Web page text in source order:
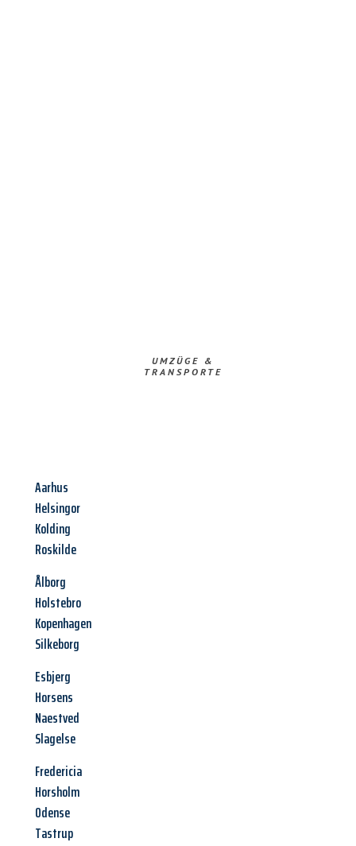
UMZÜGE &
TRANSPORTE
Aarhus
Helsingor
Kolding
Roskilde
Ålborg
Holstebro
Kopenhagen
Silkeborg
Esbjerg
Horsens
Naestved
Slagelse
Fredericia
Horsholm
Odense
Tastrup